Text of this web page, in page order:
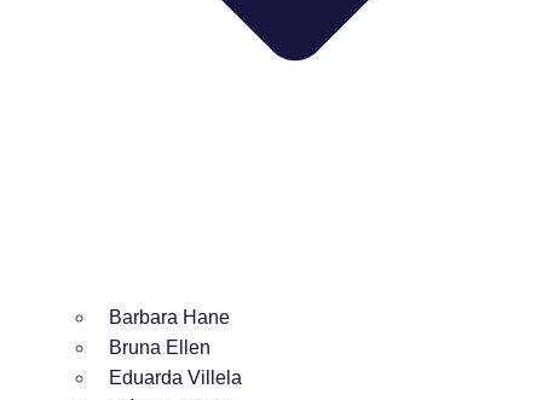
Barbara Hane
Bruna Ellen
Eduarda Villela